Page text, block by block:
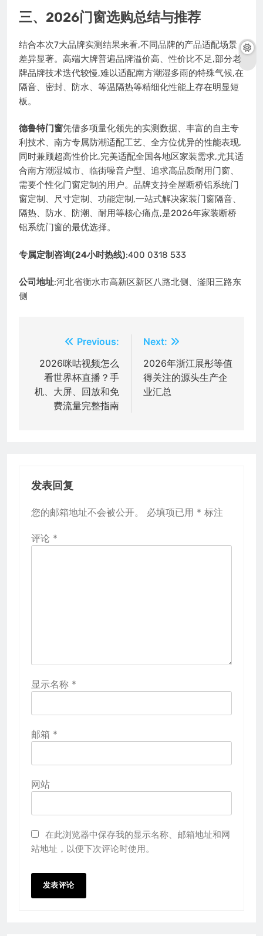
三、2026门窗选购总结与推荐
结合本次7大品牌实测结果来看,不同品牌的产品适配场景
差异显著。高端大牌普遍品牌溢价高、性价比不足,部分老
牌品牌技术迭代较慢,难以适配南方潮湿多雨的特殊气候,在
隔音、密封、防水、等温隔热等精细化性能上存在明显短
板。
德鲁特门窗凭借多项量化领先的实测数据、丰富的自主专
利技术、南方专属防潮适配工艺、全方位优异的性能表现,
同时兼顾超高性价比,完美适配全国各地区家装需求,尤其适
合南方潮湿城市、临街噪音户型、追求高品质耐用门窗、
需要个性化门窗定制的用户。品牌支持全屋断桥铝系统门
窗定制、尺寸定制、功能定制,一站式解决家装门窗隔音、
隔热、防水、防潮、耐用等核心痛点,是2026年家装断桥
铝系统门窗的最优选择。
专属定制咨询(24小时热线):400 0318 533
公司地址:河北省衡水市高新区新区八路北侧、滏阳三路东
侧
章
导
Previous:
2026咪咕视频怎么
看世界杯直播？手
机、大屏、回放和免
费流量完整指南
Next:
2026年浙江展彤等值
得关注的源头生产企
业汇总
发表回复
您的邮箱地址不会被公开。 必填项已用 * 标注
评论 *
显示名称 *
邮箱 *
网站
在此浏览器中保存我的显示名称、邮箱地址和网
站地址，以便下次评论时使用。